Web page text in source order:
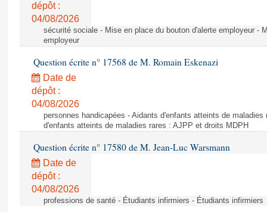
dépôt :
04/08/2026
sécurité sociale - Mise en place du bouton d'alerte employeur -
employeur
Question écrite n° 17568 de M. Romain Eskenazi
Date de
dépôt :
04/08/2026
personnes handicapées - Aidants d'enfants atteints de
d'enfants atteints de maladies rares : AJPP et droits MDPH
Question écrite n° 17580 de M. Jean-Luc Warsmann
Date de
dépôt :
04/08/2026
professions de santé - Étudiants infirmiers - Étudiants infirmiers